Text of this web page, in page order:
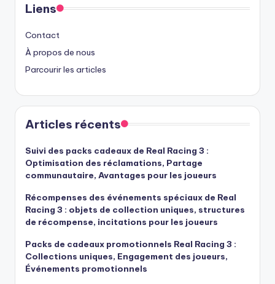
Liens
Contact
À propos de nous
Parcourir les articles
Articles récents
Suivi des packs cadeaux de Real Racing 3 :
Optimisation des réclamations, Partage
communautaire, Avantages pour les joueurs
Récompenses des événements spéciaux de Real
Racing 3 : objets de collection uniques, structures
de récompense, incitations pour les joueurs
Packs de cadeaux promotionnels Real Racing 3 :
Collections uniques, Engagement des joueurs,
Événements promotionnels